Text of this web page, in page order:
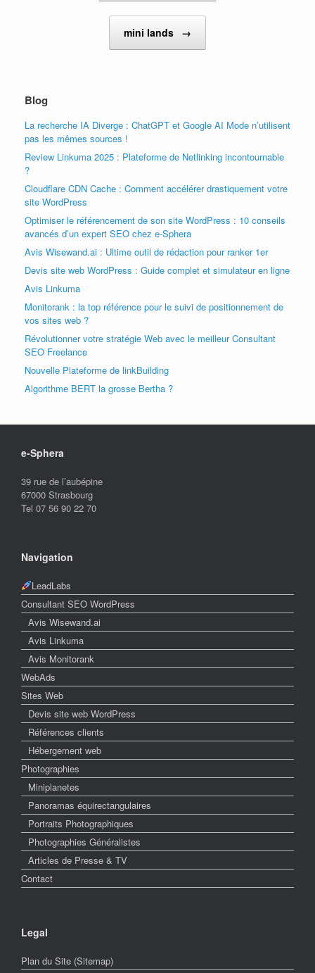
mini lands →
Blog
La recherche IA Diverge : ChatGPT et Google AI Mode n’utilisent
pas les mêmes sources !
Review Linkuma 2025 : Plateforme de Netlinking incontournable
?
Cloudflare CDN Cache : Comment accélérer drastiquement votre
site WordPress
Optimiser le référencement de son site WordPress : 10 conseils
avancés d’un expert SEO chez e-Sphera
Avis Wisewand.ai : Ultime outil de rédaction pour ranker 1er
Devis site web WordPress : Guide complet et simulateur en ligne
Avis Linkuma
Monitorank : la top référence pour le suivi de positionnement de
vos sites web ?
Révolutionner votre stratégie Web avec le meilleur Consultant
SEO Freelance
Nouvelle Plateforme de linkBuilding
Algorithme BERT la grosse Bertha ?
e-Sphera
39 rue de l’aubépine
67000 Strasbourg
Tel 07 56 90 22 70
Navigation
LeadLabs
Consultant SEO WordPress
Avis Wisewand.ai
Avis Linkuma
Avis Monitorank
WebAds
Sites Web
Devis site web WordPress
Références clients
Hébergement web
Photographies
Miniplanetes
Panoramas équirectangulaires
Portraits Photographiques
Photographies Généralistes
Articles de Presse & TV
Contact
Legal
Plan du Site (Sitemap)